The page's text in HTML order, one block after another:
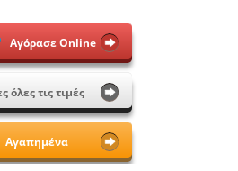
Αγόρασε Online
όλες τις τιμές
Αγαπημένα